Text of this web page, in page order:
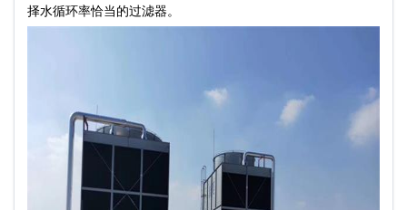
择水循环率恰当的过滤器。